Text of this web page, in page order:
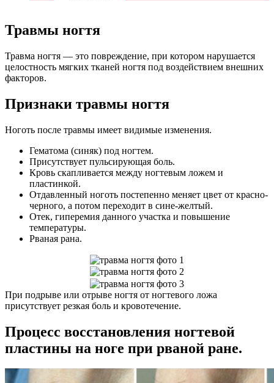
Травмы ногтя
Травма ногтя — это повреждение, при котором нарушается
целостность мягких тканей ногтя под воздействием внешних
факторов.
Признаки травмы ногтя
Ноготь после травмы имеет видимые изменения.
Гематома (синяк) под ногтем.
Присутствует пульсирующая боль.
Кровь скапливается между ногтевым ложем и
пластинкой.
Отдавленный ноготь постепенно меняет цвет от красно-
черного, а потом переходит в сине-желтый.
Отек, гиперемия данного участка и повышение
температуры.
Рваная рана.
При подрыве или отрыве ногтя от ногтевого ложа
присутствует резкая боль и кровотечение.
Процесс восстановления ногтевой
пластины на ноге при рваной ране.